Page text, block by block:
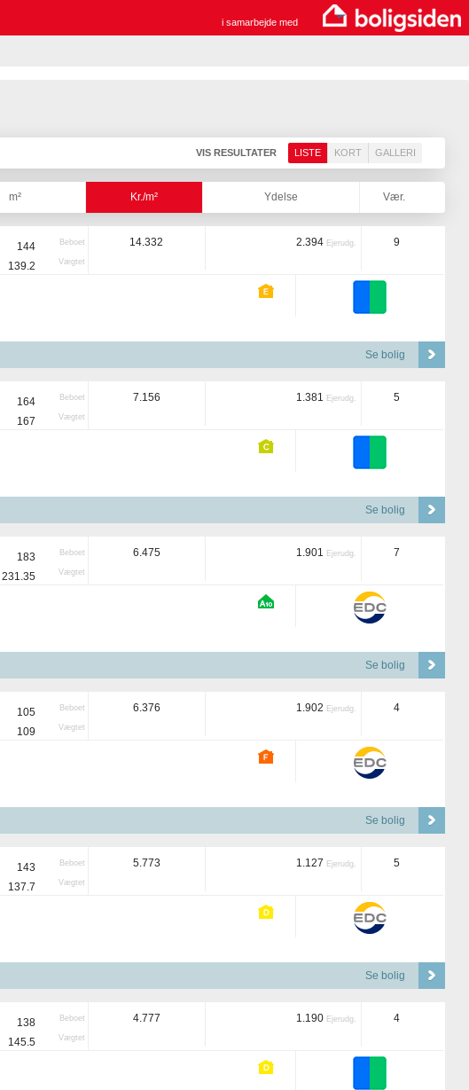
i samarbejde med
VIS RESULTATER LISTE KORT GALLERI
m² Kr./m² Ydelse Vær.
144 Beboet
139.2 Vægtet
14.332 2.394 Ejerudg. 9
Se bolig
164 Beboet
167 Vægtet
7.156 1.381 Ejerudg. 5
Se bolig
183 Beboet
231.35 Vægtet
6.475 1.901 Ejerudg. 7
Se bolig
105 Beboet
109 Vægtet
6.376 1.902 Ejerudg. 4
Se bolig
143 Beboet
137.7 Vægtet
5.773 1.127 Ejerudg. 5
Se bolig
138 Beboet
145.5 Vægtet
4.777 1.190 Ejerudg. 4